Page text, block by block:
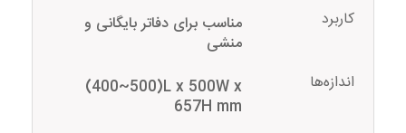
کاربرد
مناسب برای دفاتر بایگانی و
منشی
اندازه‌ها
(400~500)L x 500W x
657H mm